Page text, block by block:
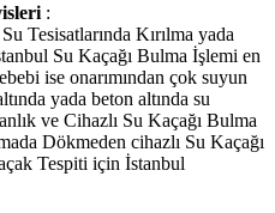
:
Tesisatlarında Kırılma yada
Su Kaçağı Bulma İşlemi en
ise onarımından çok suyun
yada beton altında su
ve Cihazlı Su Kaçağı Bulma
Dökmeden cihazlı Su Kaçağı
Tespiti için İstanbul